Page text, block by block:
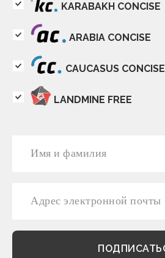
KARABAKH CONCISE
ARABIA CONCISE
CAUCASUS CONCISE
LANDMINE FREE